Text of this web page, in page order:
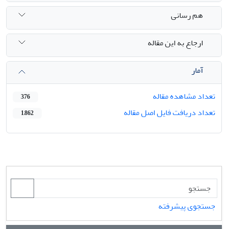
هم رسانی
ارجاع به این مقاله
آمار
تعداد مشاهده مقاله
376
تعداد دریافت فایل اصل مقاله 1,862
جستجوی پیشرفته